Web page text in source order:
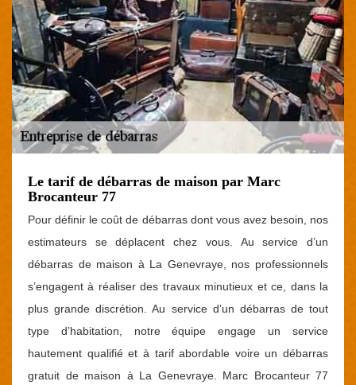
Le tarif de débarras de maison par Marc
Brocanteur 77
Pour définir le coût de débarras dont vous avez besoin, nos
estimateurs se déplacent chez vous. Au service d’un
débarras de maison à La Genevraye, nos professionnels
s’engagent à réaliser des travaux minutieux et ce, dans la
plus grande discrétion. Au service d’un débarras de tout
type d’habitation, notre équipe engage un service
hautement qualifié et à tarif abordable voire un débarras
gratuit de maison à La Genevraye. Marc Brocanteur 77